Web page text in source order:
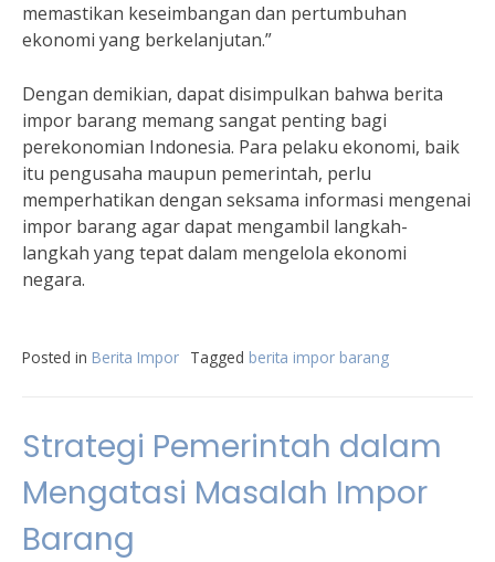
memastikan keseimbangan dan pertumbuhan
ekonomi yang berkelanjutan.”
Dengan demikian, dapat disimpulkan bahwa berita
impor barang memang sangat penting bagi
perekonomian Indonesia. Para pelaku ekonomi, baik
itu pengusaha maupun pemerintah, perlu
memperhatikan dengan seksama informasi mengenai
impor barang agar dapat mengambil langkah-
langkah yang tepat dalam mengelola ekonomi
negara.
Posted in Berita Impor Tagged berita impor barang
Strategi Pemerintah dalam
Mengatasi Masalah Impor
Barang